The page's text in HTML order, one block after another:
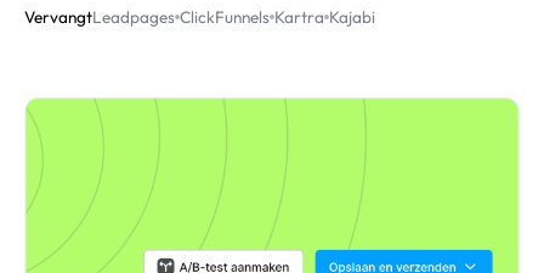
VervangtLeadpages ClickFunnels Kartra Kajabi